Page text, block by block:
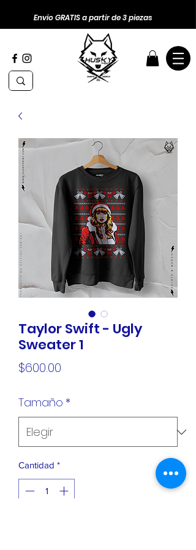
Envio GRATIS a partir de 3 piezas
Taylor Swift - Ugly
Sweater 1
$600.00
Tamaño *
Cantidad *